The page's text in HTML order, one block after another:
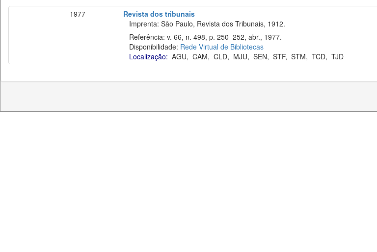
1977
Revista dos tribunais
Imprenta: São Paulo, Revista dos Tribunais, 1912.
Referência: v. 66, n. 498, p. 250–252, abr., 1977.
Disponibilidade: Rede Virtual de Bibliotecas
Localização: AGU, CAM, CLD, MJU, SEN, STF, STM, TCD, TJD